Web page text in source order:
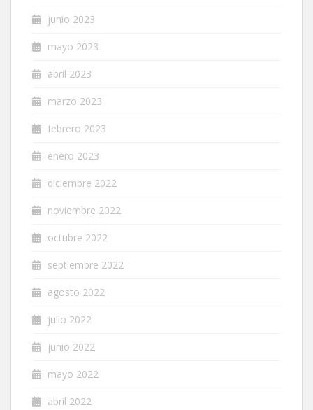
junio 2023
mayo 2023
abril 2023
marzo 2023
febrero 2023
enero 2023
diciembre 2022
noviembre 2022
octubre 2022
septiembre 2022
agosto 2022
julio 2022
junio 2022
mayo 2022
abril 2022